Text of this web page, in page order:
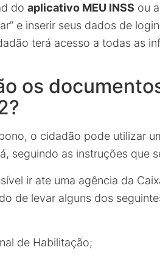
do aplicativo MEU INSS ou
e inserir seus dados de
terá acesso a todas as
os
o cidadão pode utilizar
seguindo as instruções que
ir ate uma agência da
de levar alguns dos
de Habilitação;